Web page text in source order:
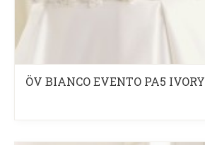
ÖV BIANCO EVENTO PA5 IVORY